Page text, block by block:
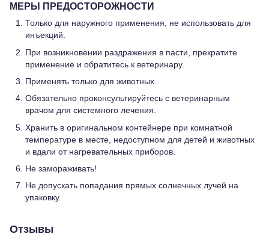
МЕРЫ ПРЕДОCТОРОЖНОСТИ
Только для наружного применения, не использовать для
инъекций.
При возникновении раздражения в пасти, прекратите
применение и обратитесь к ветеринару.
Применять только для животных.
Обязательно проконсультируйтесь с ветеринарным
врачом для системного лечения.
Хранить в оригинальном контейнере при комнатной
температуре в месте, недоступном для детей и животных
и вдали от нагревательных приборов.
Не замораживать!
Не допускать попадания прямых солнечных лучей на
упаковку.
Отзывы